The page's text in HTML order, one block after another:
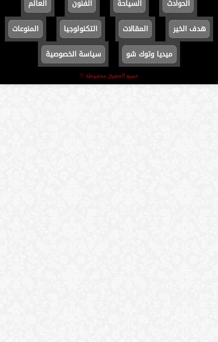
الحوادث
السياحة الفنون
العالم
هدف الخير
المقالات التكنولوجيا
المنوعات
ميديا وتوك شو
سياسة الخصوصية
جميع الحقوق محفوظة ©